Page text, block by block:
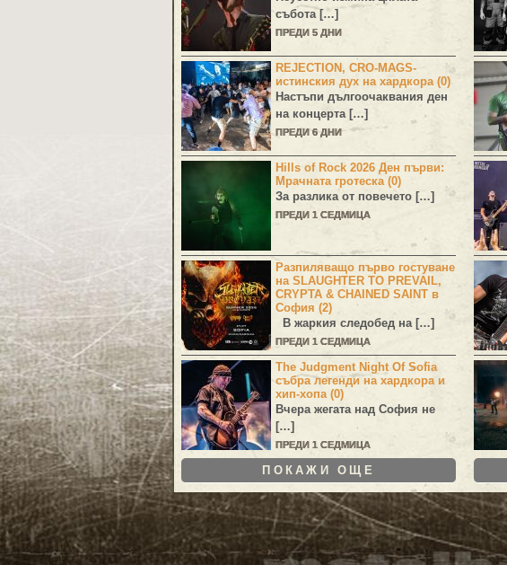
събота […]
ПРЕДИ 5 ДНИ
REJECTION, CRO-MAGS-
истинския дух на хардкора (0)
Настъпи дългоочаквания ден
на концерта […]
ПРЕДИ 6 ДНИ
Hills of Rock 2026 Ден първи:
Мрачната гротеска (0)
За разлика от повечето […]
ПРЕДИ 1 СЕДМИЦА
Разпиляващо първо гостуване
на SLAUGHTER TO PREVAIL,
CRYPTA & CHAINED SAINT в
София (2)
В жаркия следобед на […]
ПРЕДИ 1 СЕДМИЦА
The Judgment Night Of Sofia
събра легенди на хардкора и
хип-хопа (0)
Вчера жегата над София не
[…]
ПРЕДИ 1 СЕДМИЦА
ПОКАЖИ ОЩЕ